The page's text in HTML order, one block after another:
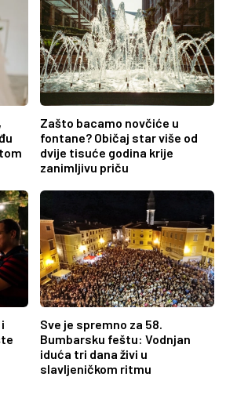
Zašto bacamo novčiće u
fontane? Običaj star više od
dvije tisuće godina krije
zanimljivu priču
Sve je spremno za 58.
Bumbarsku feštu: Vodnjan
iduća tri dana živi u
slavljeničkom ritmu